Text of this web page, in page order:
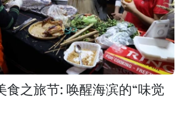
食之旅节: 唤醒海滨的“味觉